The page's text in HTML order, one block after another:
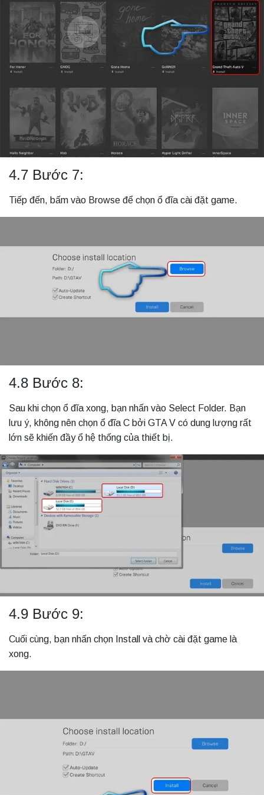
4.7 Bước 7:
Tiếp đến, bấm vào Browse để chọn ổ đĩa cài đặt game.
4.8 Bước 8:
Sau khi chọn ổ đĩa xong, bạn nhấn vào Select Folder. Bạn
lưu ý, không nên chọn ổ đĩa C bởi GTA V có dung lượng rất
lớn sẽ khiến đầy ổ hệ thống của thiết bị.
4.9 Bước 9:
Cuối cùng, bạn nhấn chọn Install và chờ cài đặt game là
xong.